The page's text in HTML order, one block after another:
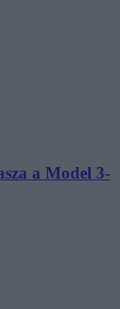
a Model 3-